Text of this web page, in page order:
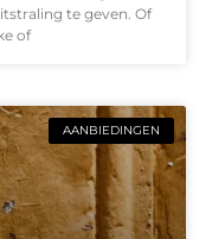
te geven. Of
of
AANBIEDINGEN